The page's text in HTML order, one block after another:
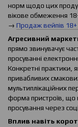
норм щодо цих
вікове обмеження 18+
→ Продаж вейпів 18+
Агресивний
прямо звинувачує
просуванні
Конкретні практики,
привабливих
мультиплікаційних
форма пристроїв, що
просування через
Вплив навіть